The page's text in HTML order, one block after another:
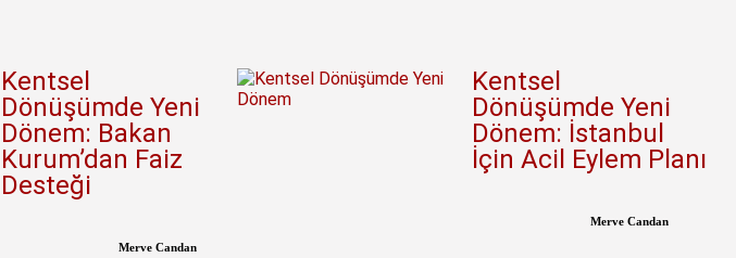
Kentsel
Dönüşümde Yeni
Dönem: Bakan
Kurum’dan Faiz
Desteği
Merve Candan
Kentsel
Dönüşümde Yeni
Dönem: İstanbul
İçin Acil Eylem Planı
Merve Candan